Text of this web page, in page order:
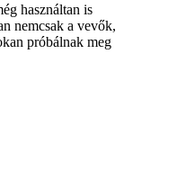
használtan is
nemcsak a vevők,
próbálnak meg